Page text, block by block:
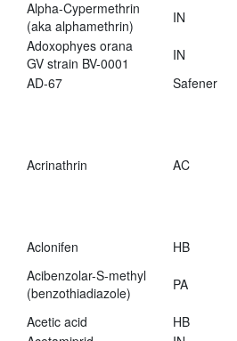
Alpha-Cypermethrin
(aka alphamethrin)
IN
Adoxophyes orana
GV strain BV-0001
IN
AD-67
Safener
Acrinathrin AC
Aclonifen HB
Acibenzolar-S-methyl
(benzothiadiazole)
PA
Acetic acid
HB